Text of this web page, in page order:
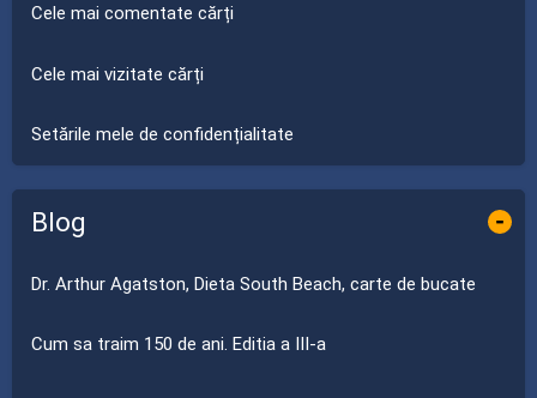
Cele mai comentate cărți
Cele mai vizitate cărți
Setările mele de confidențialitate
Blog -
Dr. Arthur Agatston, Dieta South Beach, carte de bucate
Cum sa traim 150 de ani. Editia a III-a